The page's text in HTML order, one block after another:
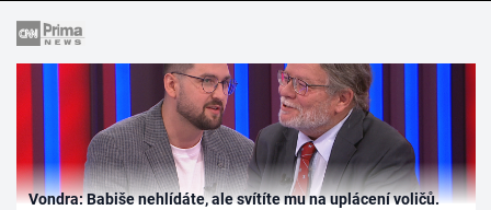
Vondra: Babiše nehlídáte, ale svítíte mu na uplácení voličů.